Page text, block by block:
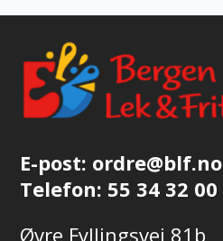
E-post: ordre@blf.no
Telefon: 55 34 32 00
Øvre Fyllingsvei 81b,